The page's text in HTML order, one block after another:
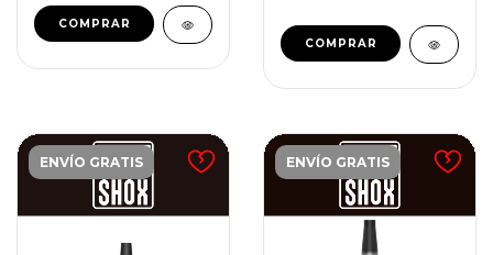
ENVÍO GRATIS ENVÍO GRATIS